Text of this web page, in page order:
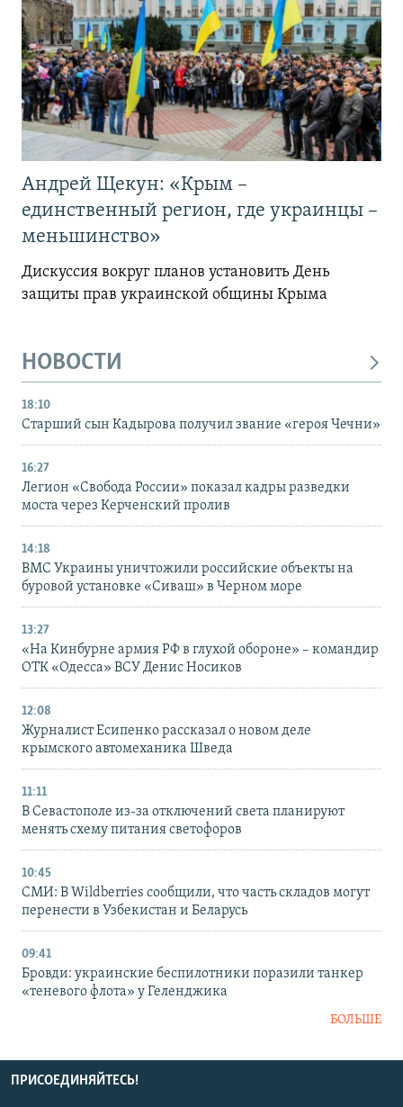
Андрей Щекун: «Крым –
единственный регион, где украинцы –
меньшинство»
Дискуссия вокруг планов установить День
защиты прав украинской общины Крыма
НОВОСТИ
18:10
Старший сын Кадырова получил звание «героя Чечни»
16:27
Легион «Свобода России» показал кадры разведки
моста через Керченский пролив
14:18
ВМС Украины уничтожили российские объекты на
буровой установке «Сиваш» в Черном море
13:27
«На Кинбурне армия РФ в глухой обороне» – командир
ОТК «Одесса» ВСУ Денис Носиков
12:08
Журналист Есипенко рассказал о новом деле
крымского автомеханика Шведа
11:11
В Севастополе из-за отключений света планируют
менять схему питания светофоров
10:45
СМИ: В Wildberries сообщили, что часть складов могут
перенести в Узбекистан и Беларусь
09:41
Бровди: украинские беспилотники поразили танкер
«теневого флота» у Геленджика
БОЛЬШЕ
ПРИСОЕДИНЯЙТЕСЬ!